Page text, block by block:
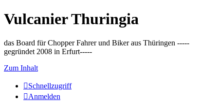
Vulcanier Thuringia
das Board für Chopper Fahrer und Biker aus Thüringen -----
gegründet 2008 in Erfurt-----
Zum Inhalt
Schnellzugriff
Anmelden